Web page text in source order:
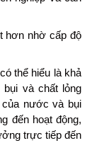
hơn nhờ cấp độ
thể hiểu là khả
và chất lỏng
nước và bụi
đến hoạt động,
trực tiếp đến